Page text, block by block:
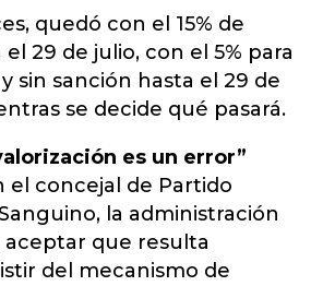
quedó con el 15% de
29 de julio, con el 5% para
sin sanción hasta el 29 de
se decide qué pasará.
es un error”
el concejal de Partido
la administración
que resulta
del mecanismo de